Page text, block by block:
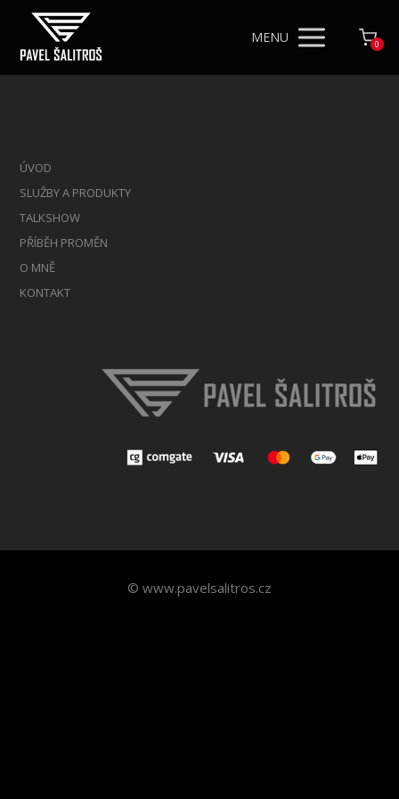
MENU 0
ÚVOD
SLUŽBY A PRODUKTY
TALKSHOW
PŘÍBĚH PROMĚN
O MNĚ
KONTAKT
© www.pavelsalitros.cz